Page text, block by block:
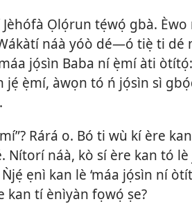
Ọlọ́run tẹ́wọ́ gbà. Èwo
náà yóò dé—ó tiẹ̀ ti
jọ́sìn Baba ní ẹ̀mí àti
ẹ̀mí, àwọn tó ń jọ́sìn sì
.
Rárá o. Bó ti wù kí ère
náà, kò sí ère kan tó lè
ẹnì kan lè ‘máa jọ́sìn ní
kan tí ènìyàn fọwọ́ ṣe?